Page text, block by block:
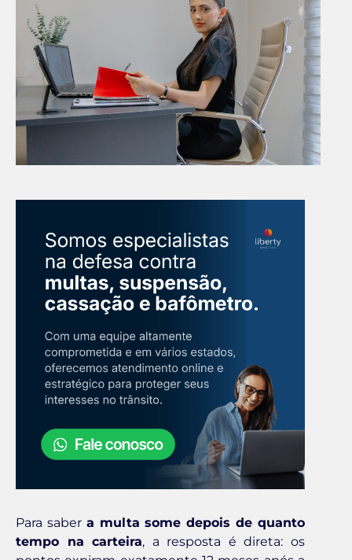
Para saber a multa some depois de quanto
tempo na carteira, a resposta é direta: os